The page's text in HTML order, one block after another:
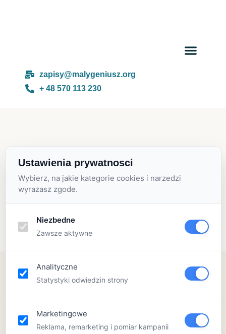
zapisy@malygeniusz.org
+ 48 570 113 230
Tag:
Ustawienia prywatnosci
Wybierz, na jakie kategorie cookies i narzedzi
wyrazasz zgode.
Niezbedne
Zawsze aktywne
Analityczne
Statystyki odwiedzin strony
Marketingowe
Reklama, remarketing i pomiar kampanii